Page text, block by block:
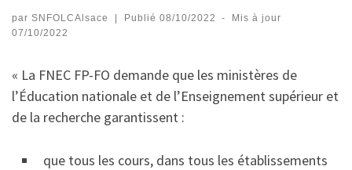
par SNFOLCAlsace Publié 08/10/2022 -
Mis à jour
07/10/2022
« La FNEC FP-FO demande que les ministères de
l’Éducation nationale et de l’Enseignement supérieur et
de la recherche garantissent :
que tous les cours, dans tous les établissements